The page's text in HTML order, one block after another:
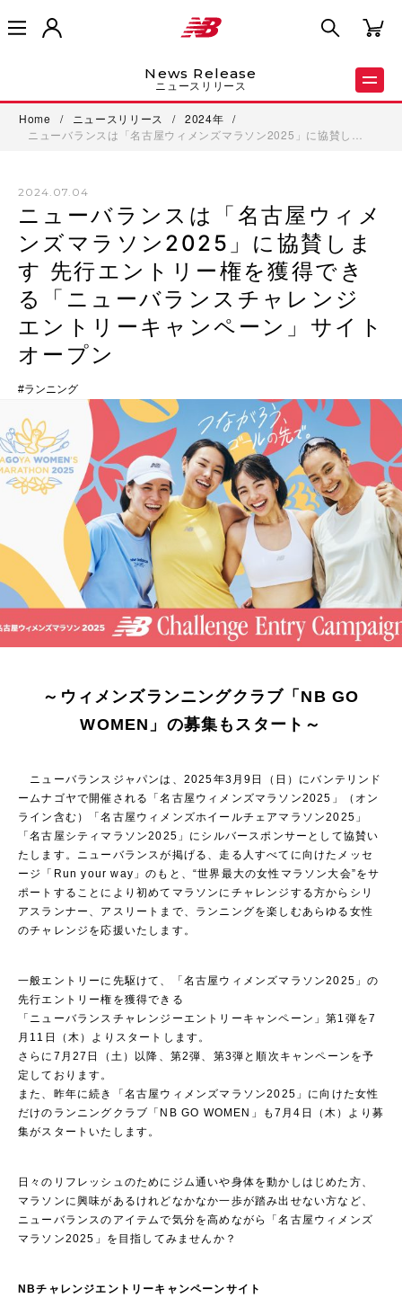
News Release
ニュースリリース
Home / ニュースリリース / 2024年
/
ニューバランスは「名古屋ウィメンズマラソン2025」に協賛し…
2024.07.04
ニューバランスは「名古屋ウィメ
ンズマラソン2025」に協賛しま
す 先行エントリー権を獲得でき
る「ニューバランスチャレンジ
エントリーキャンペーン」サイト
オープン
ランニング
～ ウィメンズランニングクラブ「NB GO
WOMEN」の募集もスタート ～
ニューバランスジャパンは、2025年3月9日（日）にバンテリンド
ームナゴヤで開催される「名古屋ウィメンズマラソン2025」（オン
ライン含む）「名古屋ウィメンズホイールチェアマラソン2025」
「名古屋シティマラソン2025」にシルバースポンサーとして協賛い
たします。ニューバランスが掲げる、走る人すべてに向けたメッセ
ージ「Run your way」のもと、“世界最大の女性マラソン大会”をサ
ポートすることにより初めてマラソンにチャレンジする方からシリ
アスランナー、アスリートまで、ランニングを楽しむあらゆる女性
のチャレンジを応援いたします。
一般エントリーに先駆けて、「名古屋ウィメンズマラソン2025」の
先行エントリー権を獲得できる
「ニューバランスチャレンジーエントリーキャンペーン」第1弾を7
月11日（木）よりスタートします。
さらに7月27日（土）以降、第2弾、第3弾と順次キャンペーンを予
定しております。
また、昨年に続き「名古屋ウィメンズマラソン2025」に向けた女性
だけのランニングクラブ「NB GO WOMEN」も7月4日（木）より募
集がスタートいたします。
日々のリフレッシュのためにジム通いや身体を動かしはじめた方、
マラソンに興味があるけれどなかなか一歩が踏み出せない方など、
ニューバランスのアイテムで気分を高めながら「名古屋ウィメンズ
マラソン2025」を目指してみませんか？
NBチャレンジエントリーキャンペーンサイト